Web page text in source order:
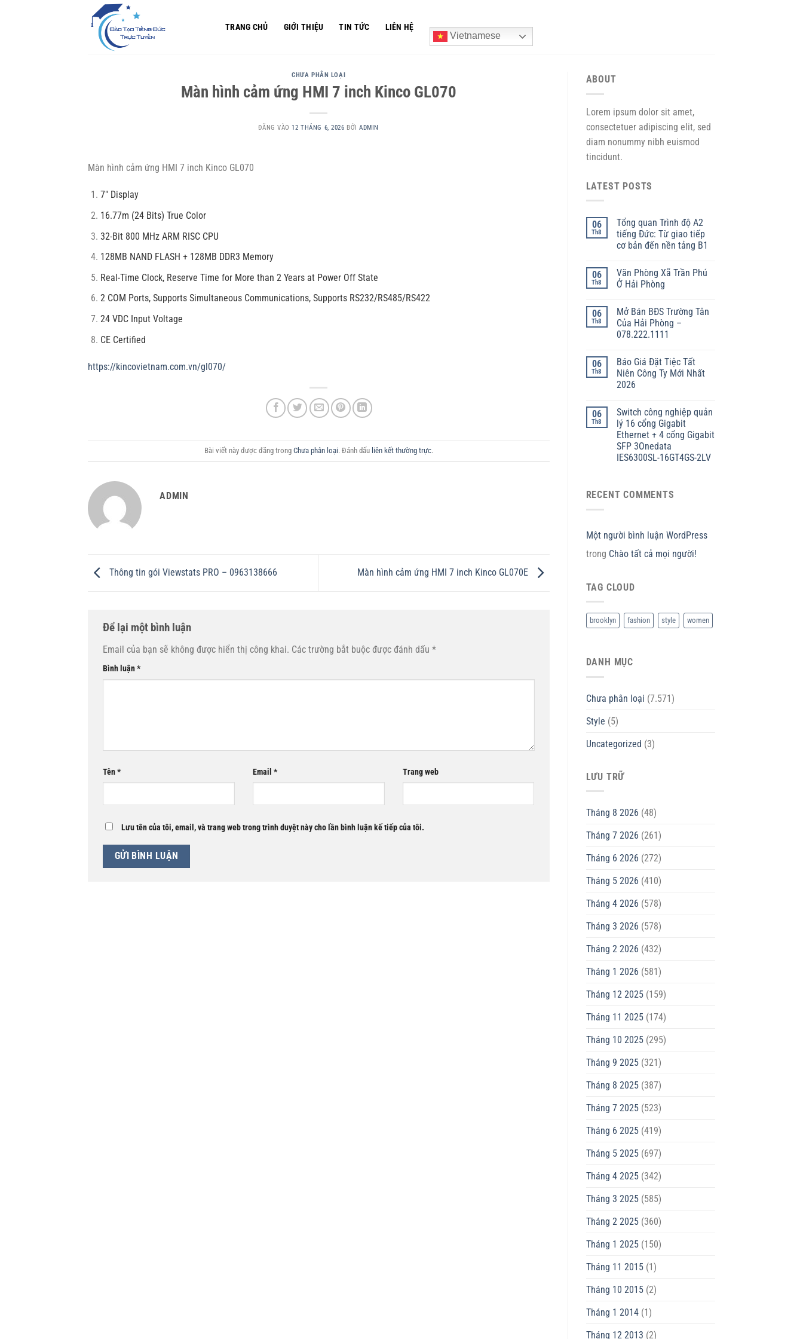
TRANG CHỦ GIỚI THIỆU TIN TỨC
LIÊN HỆ
Vietnamese
CHƯA PHÂN LOẠI
Màn hình cảm ứng HMI 7 inch Kinco GL070
ĐĂNG VÀO12 THÁNG 6, 2026 BỞIADMIN
Màn hình cảm ứng HMI 7 inch Kinco GL070
7″ Display
16.77m (24 Bits) True Color
32-Bit 800 MHz ARM RISC CPU
128MB NAND FLASH + 128MB DDR3 Memory
Real-Time Clock, Reserve Time for More than 2 Years at Power Off State
2 COM Ports, Supports Simultaneous Communications, Supports RS232/RS485/RS422
24 VDC Input Voltage
CE Certified
https://kincovietnam.com.vn/gl070/
Bài viết này được đăng trong Chưa phân loại. Đánh dấu liên kết thường trực.
ADMIN
Thông tin gói Viewstats PRO – 0963138666 Màn hình cảm ứng HMI 7 inch Kinco GL070E
Để lại một bình luận
Email của bạn sẽ không được hiển thị công khai. Các trường bắt buộc được đánh dấu *
Bình luận*
Tên* Email * Trang web
Lưu tên của tôi, email, và trang web trong trình duyệt này cho lần bình luận kế tiếp của tôi.
ABOUT
Lorem ipsum dolor sit amet,
consectetuer adipiscing elit, sed
diam nonummy nibh euismod
tincidunt.
LATEST POSTS
06
Th8
Tổng quan Trình độ A2
tiếng Đức: Từ giao tiếp
cơ bản đến nền tảng B1
06
Th8
Văn Phòng Xã Trần Phú
Ở Hải Phòng
06
Th8
Mở Bán BĐS Trường Tân
Của Hải Phòng –
078.222.1111
06
Th8
Báo Giá Đặt Tiệc Tất
Niên Công Ty Mới Nhất
2026
06
Th8
Switch công nghiệp quản
lý 16 cổng Gigabit
Ethernet + 4 cổng Gigabit
SFP 3Onedata
IES6300SL-16GT4GS-2LV
RECENT COMMENTS
Một người bình luận WordPress
trong Chào tất cả mọi người!
TAG CLOUD
brooklyn fashion style women
DANH MỤC
Chưa phân loại (7.571)
Style (5)
Uncategorized (3)
LƯU TRỮ
Tháng 8 2026 (48)
Tháng 7 2026 (261)
Tháng 6 2026 (272)
Tháng 5 2026 (410)
Tháng 4 2026 (578)
Tháng 3 2026 (578)
Tháng 2 2026 (432)
Tháng 1 2026 (581)
Tháng 12 2025(159)
Tháng 11 2025(174)
Tháng 10 2025(295)
Tháng 9 2025(321)
Tháng 8 2025(387)
Tháng 7 2025(523)
Tháng 6 2025(419)
Tháng 5 2025(697)
Tháng 4 2025(342)
Tháng 3 2025(585)
Tháng 2 2025(360)
Tháng 1 2025(150)
Tháng 11 2015(1)
Tháng 10 2015(2)
Tháng 1 2014(1)
Tháng 12 2013 (2)